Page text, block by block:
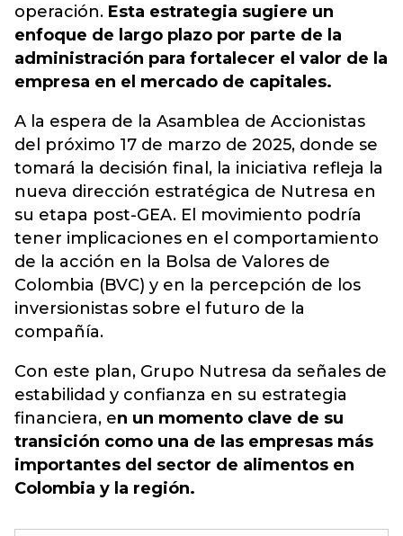
operación. Esta estrategia sugiere un
enfoque de largo plazo por parte de la
administración para fortalecer el valor de la
empresa en el mercado de capitales.
A la espera de la Asamblea de Accionistas
del próximo 17 de marzo de 2025, donde se
tomará la decisión final, la iniciativa refleja la
nueva dirección estratégica de Nutresa en
su etapa post-GEA. El movimiento podría
tener implicaciones en el comportamiento
de la acción en la Bolsa de Valores de
Colombia (BVC) y en la percepción de los
inversionistas sobre el futuro de la
compañía.
Con este plan, Grupo Nutresa da señales de
estabilidad y confianza en su estrategia
financiera, en un momento clave de su
transición como una de las empresas más
importantes del sector de alimentos en
Colombia y la región.